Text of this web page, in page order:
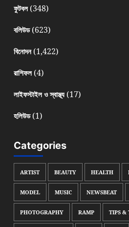
ফুটবল(348)
বলিউড(623)
বিনোদন(1,422)
রাশিফল(4)
লাইফস্টাইল ও স্বাস্থ্য(17)
হলিউড(1)
Categories
ARTIST BEAUTY HEALTH
MODEL MUSIC NEWSBEAT
PHOTOGRAPHY RAMP TIPS &